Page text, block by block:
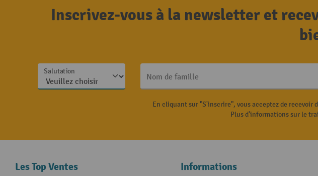
Inscrivez-vous à la newsletter et
Salutation
Nom de famille
En cliquant sur "S'inscrire", vous acceptez de recevoir
Plus d'informations sur le
Les Top Ventes Informations